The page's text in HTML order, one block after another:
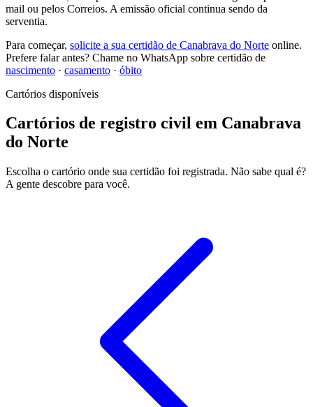
mail ou pelos Correios. A emissão oficial continua sendo da
serventia.
Para começar, solicite a sua certidão de Canabrava do Norte online.
Prefere falar antes? Chame no WhatsApp sobre certidão de
nascimento · casamento · óbito
Cartórios disponíveis
Cartórios de registro civil em Canabrava
do Norte
Escolha o cartório onde sua certidão foi registrada. Não sabe qual é?
A gente descobre para você.